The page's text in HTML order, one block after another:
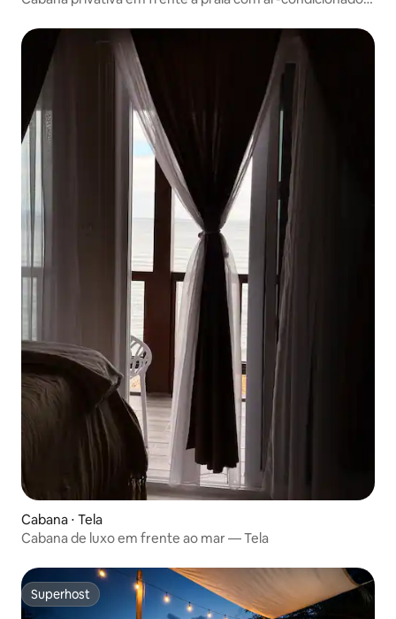
Cabana ⋅ Tela
Cabana de luxo em frente ao mar — Tela
Superhost
Superhost